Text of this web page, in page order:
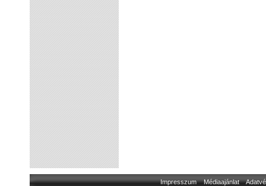
Impresszum Médiaajánlat